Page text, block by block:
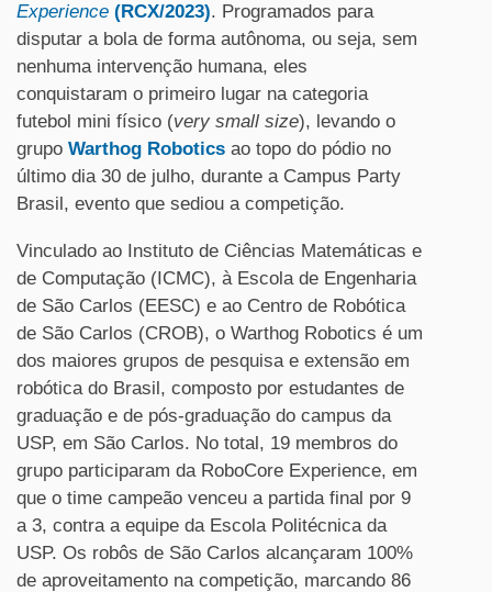
Experience (RCX/2023). Programados para
disputar a bola de forma autônoma, ou seja, sem
nenhuma intervenção humana, eles
conquistaram o primeiro lugar na categoria
futebol mini físico (very small size), levando o
grupo Warthog Robotics ao topo do pódio no
último dia 30 de julho, durante a Campus Party
Brasil, evento que sediou a competição.
Vinculado ao Instituto de Ciências Matemáticas e
de Computação (ICMC), à Escola de Engenharia
de São Carlos (EESC) e ao Centro de Robótica
de São Carlos (CROB), o Warthog Robotics é um
dos maiores grupos de pesquisa e extensão em
robótica do Brasil, composto por estudantes de
graduação e de pós-graduação do campus da
USP, em São Carlos. No total, 19 membros do
grupo participaram da RoboCore Experience, em
que o time campeão venceu a partida final por 9
a 3, contra a equipe da Escola Politécnica da
USP. Os robôs de São Carlos alcançaram 100%
de aproveitamento na competição, marcando 86